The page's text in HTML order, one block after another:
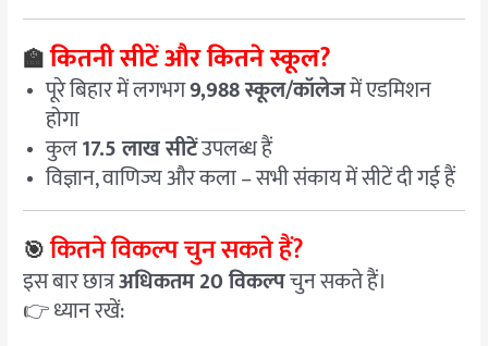
🏫कितनी सीटें और कितने स्कूल?
पूरे बिहार में लगभग9,988 स्कूल/कॉलेजमें एडमिशन
होगा
कुल17.5 लाख सीटेंउपलब्ध हैं
विज्ञान, वाणिज्य और कला – सभी संकाय में सीटें दी गई हैं
🎯कितने विकल्प चुन सकते हैं?
इस बार छात्रअधिकतम 20 विकल्पचुन सकते हैं।
👉 ध्यान रखें: